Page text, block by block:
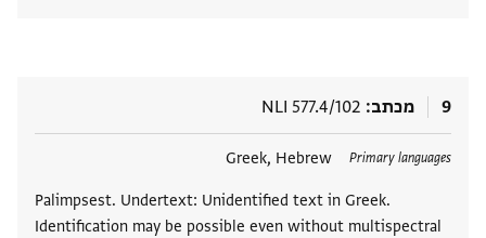
9 מכתב NLI 577.4/102
Primary languages
Greek, Hebrew
Palimpsest. Undertext: Unidentified text in Greek.
Identification may be possible even without multispectral
תגים